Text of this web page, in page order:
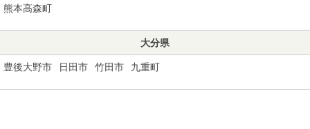
熊本高森町
大分県
豊後大野市 日田市 竹田市 九重町